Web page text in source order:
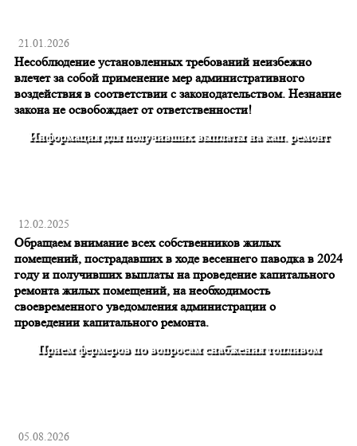
21.01.2026
Несоблюдение установленных требований неизбежно
влечет за собой применение мер административного
воздействия в соответствии с законодательством. Незнание
закона не освобождает от ответственности!
Информация для получивших выплаты на кап. ремонт
12.02.2025
Обращаем внимание всех собственников жилых
помещений, пострадавших в ходе весеннего паводка в 2024
году и получивших выплаты на проведение капитального
ремонта жилых помещений, на необходимость
своевременного уведомления администрации о
проведении капитального ремонта.
Прием фермеров по вопросам снабжения топливом
05.08.2026